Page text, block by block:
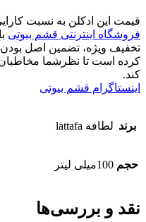
قیمت این ادکلن به نسبت
فروشگاه اینترنتی قشم بیوتی
تخفیف ویژه، تضمین اصل بودن
کرده است تا نظرشما
کند.
اینستاگرام قشم بیوتی
برند لطافه lattafa
حجم 100میلی لیتر
نقد و بررسی‌ها